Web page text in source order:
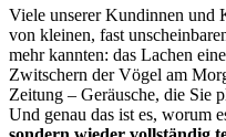
Viele unserer Kundinnen und
von kleinen, fast
mehr kannten: das Lachen
Zwitschern der Vögel am
Zeitung – Geräusche, die Sie
Und genau das ist es, worum